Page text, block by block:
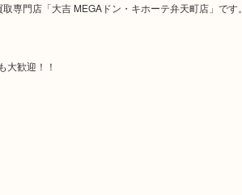
専門店「大吉 MEGAドン・キホーテ弁天町店」です。
大歓迎！！